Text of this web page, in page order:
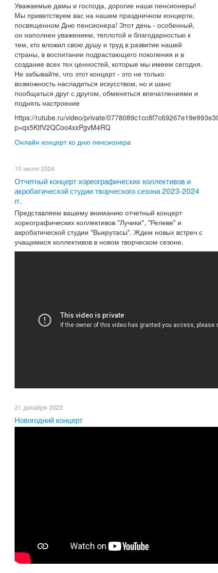
Уважаемые дамы и господа, дорогие наши пенсионеры!
Мы приветствуем вас на нашем праздничном концерте,
посвященном Дню пенсионера! Этот день - особенный,
он наполнен уважением, теплотой и благодарностью к
тем, кто вложил свою душу и труд в развитие нашей
страны, в воспитании подрастающего поколения и в
создание всех тех ценностей, которые мы имеем сегодня.
Не забывайте, что этот концерт - это не только
возможность насладиться искусством, но и шанс
пообщаться друг с другом, обменяться впечатлениями и
поднять настроение
https://rutube.ru/video/private/
p=qx5KtfV2QCoo4xxPgvM4RQ
Онлайн концерт ко дню пенсионера
10 июля 2024
Отчетный концерт хореографических коллективов и
акробатической студии творческого сезона 2023-2024
гг.
Представляем вашему вниманию отчетный концерт
хореографических коллективов "Лучики", "Релеве" и
акробатической студии "Выкрутасы". Ждем новых встреч с
учащимися коллективов в новом творческом сезоне.
21 декабря 2023
Новогодний концерт